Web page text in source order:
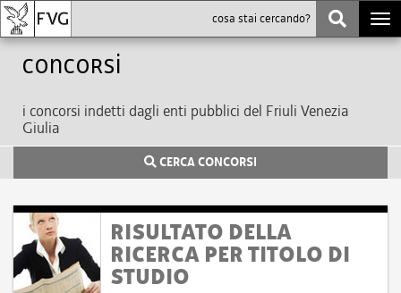
Concorsi
i concorsi indetti dagli enti pubblici del Friuli Venezia
Giulia
CERCA CONCORSI
RISULTATO DELLA
RICERCA PER TITOLO DI
STUDIO